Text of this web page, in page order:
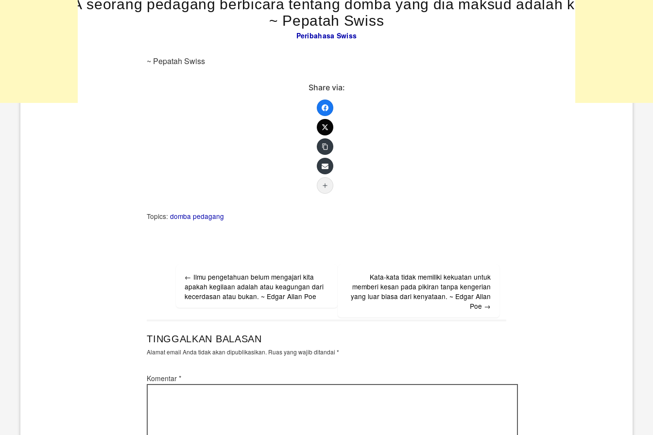
KETIKA seorang pedagang berbicara tentang domba yang dia maksud adalah kulitnya.
~ Pepatah Swiss
Peribahasa Swiss
~ Pepatah Swiss
Share via:
Topics:domba pedagang
navigation
← Ilmu pengetahuan belum mengajari kita
apakah kegilaan adalah atau keagungan dari
kecerdasan atau bukan. ~ Edgar Allan Poe
Kata-kata tidak memiliki kekuatan untuk
memberi kesan pada pikiran tanpa kengerian
yang luar biasa dari kenyataan. ~ Edgar Allan
Poe →
TINGGALKAN BALASAN
Alamat email Anda tidak akan dipublikasikan. Ruas yang wajib ditandai*
Komentar*